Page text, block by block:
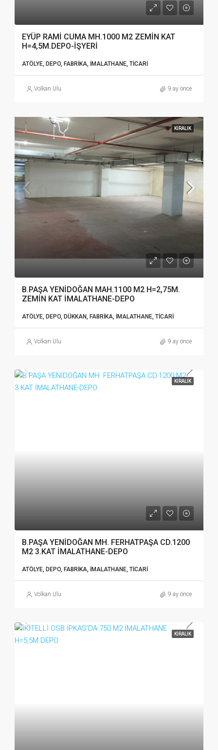
EYÜP RAMİ CUMA MH.1000 M2 ZEMİN KAT
H=4,5M.DEPO-İŞYERİ
ATÖLYE, DEPO, FABRIKA, İMALATHANE, TICARI
Volkan Ulu 9 ay önce
KIRALIK
B.PAŞA YENİDOĞAN MAH.1100 M2 H=2,75M.
ZEMİN KAT İMALATHANE-DEPO
ATÖLYE, DEPO, DÜKKAN, FABRIKA, İMALATHANE, TICARI
Volkan Ulu 9 ay önce
KIRALIK
B.PAŞA YENİDOĞAN MH. FERHATPAŞA CD.1200
M2 3.KAT İMALATHANE-DEPO
ATÖLYE, DEPO, FABRIKA, İMALATHANE, TICARI
Volkan Ulu 9 ay önce
KIRALIK